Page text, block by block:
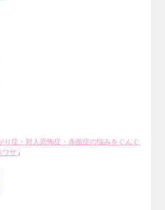
り症・対人恐怖症・赤面症の悩みをぐんぐ
ワザ 」